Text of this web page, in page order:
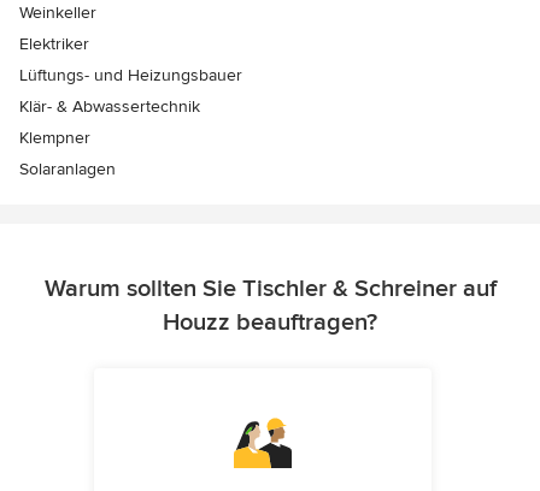
Weinkeller
Elektriker
Lüftungs- und Heizungsbauer
Klär- & Abwassertechnik
Klempner
Solaranlagen
Warum sollten Sie Tischler & Schreiner auf
Houzz beauftragen?